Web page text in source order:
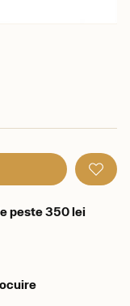
peste 350 lei